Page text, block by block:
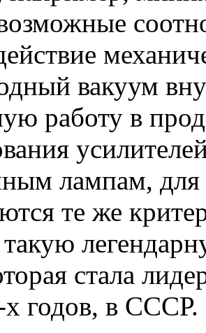
вакуум
работу в
лампам,
те же
стала
годов, в